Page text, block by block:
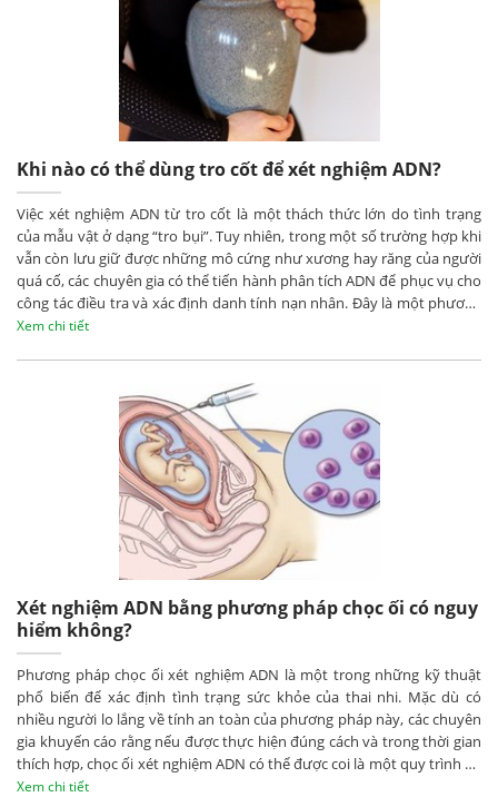
Khi nào có thể dùng tro cốt để xét nghiệm ADN?
Việc xét nghiệm ADN từ tro cốt là một thách thức lớn do tình trạng
của mẫu vật ở dạng “tro bụi”. Tuy nhiên, trong một số trường hợp khi
vẫn còn lưu giữ được những mô cứng như xương hay răng của người
quá cố, các chuyên gia có thể tiến hành phân tích ADN để phục vụ cho
công tác điều tra và xác định danh tính nạn nhân. Đây là một phương
pháp rất quan trọng và được ứng dụng rộng rãi trong các hoạt động
Xem chi tiết
Xét nghiệm ADN bằng phương pháp chọc ối có nguy
hiểm không?
Phương pháp chọc ối xét nghiệm ADN là một trong những kỹ thuật
phổ biến để xác định tình trạng sức khỏe của thai nhi. Mặc dù có
nhiều người lo lắng về tính an toàn của phương pháp này, các chuyên
gia khuyến cáo rằng nếu được thực hiện đúng cách và trong thời gian
thích hợp, chọc ối xét nghiệm ADN có thể được coi là một quy trình an
toàn.
Xem chi tiết